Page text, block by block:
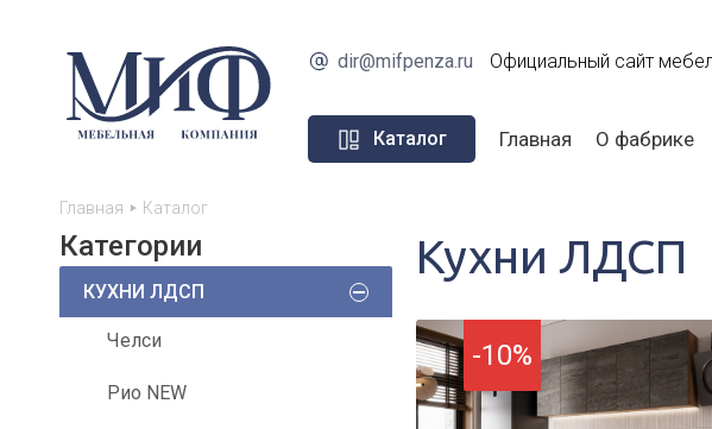
dir@mifpenza.ru Официальный сайт
Каталог Главная О фабрике
Главная Каталог
Категории
КУХНИ ЛДСП
Челси
Рио NEW
Кухни ЛДСП
-10%